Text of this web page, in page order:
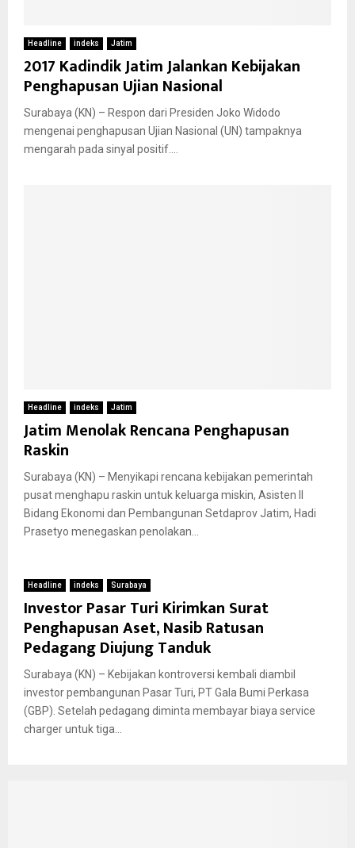
Headline indeks Jatim
2017 Kadindik Jatim Jalankan Kebijakan
Penghapusan Ujian Nasional
Surabaya (KN) – Respon dari Presiden Joko Widodo
mengenai penghapusan Ujian Nasional (UN) tampaknya
mengarah pada sinyal positif....
Headline indeks Jatim
Jatim Menolak Rencana Penghapusan
Raskin
Surabaya (KN) – Menyikapi rencana kebijakan pemerintah
pusat menghapu raskin untuk keluarga miskin, Asisten II
Bidang Ekonomi dan Pembangunan Setdaprov Jatim, Hadi
Prasetyo menegaskan penolakan...
Headline indeks Surabaya
Investor Pasar Turi Kirimkan Surat
Penghapusan Aset, Nasib Ratusan
Pedagang Diujung Tanduk
Surabaya (KN) – Kebijakan kontroversi kembali diambil
investor pembangunan Pasar Turi, PT Gala Bumi Perkasa
(GBP). Setelah pedagang diminta membayar biaya service
charger untuk tiga...